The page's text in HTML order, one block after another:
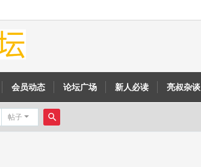
会员动态 论坛广场 新人必读 亮叔杂谈
帖子
搜